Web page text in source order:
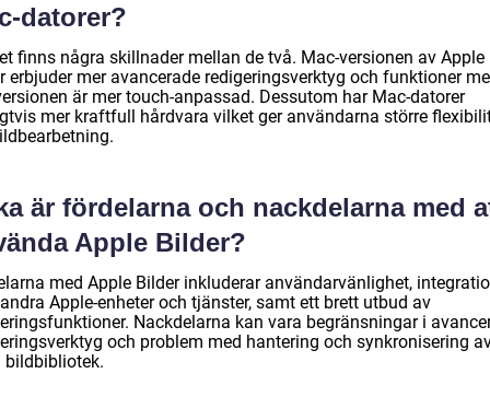
datorer?
finns några skillnader mellan de två. Mac-versionen av Apple
erbjuder mer avancerade redigeringsverktyg och funktioner
är mer touch-anpassad. Dessutom har Mac-datorer
mer kraftfull hårdvara vilket ger användarna större
är fördelarna och nackdelarna med
Apple Bilder?
med Apple Bilder inkluderar användarvänlighet,
Apple-enheter och tjänster, samt ett brett utbud av
Nackdelarna kan vara begränsningar i
och problem med hantering och synkronisering
bildbibliotek.